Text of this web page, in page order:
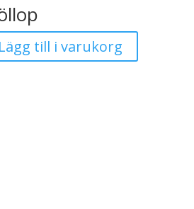
Lägg till i varukorg